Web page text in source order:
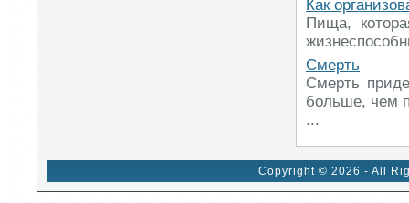
Как
Пища,
Смерть
Смерть
больше, чем
...
Copyright © 2026 - All